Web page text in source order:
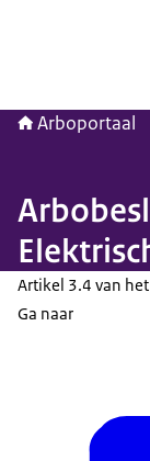
Arboportaal
Artikel 3.4 van
Ga naar